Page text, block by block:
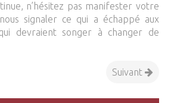
n’hésitez pas manifester votre
signaler ce qui a échappé aux
devraient songer à changer de
Suivant